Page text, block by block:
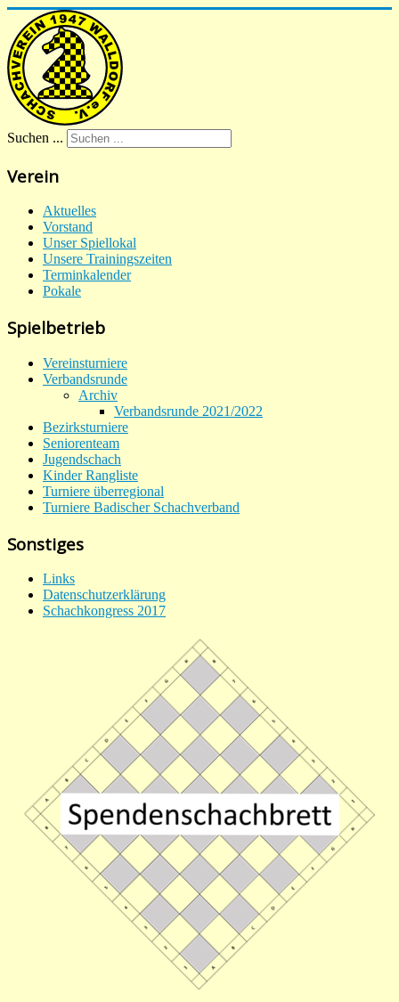
Suchen ...
Verein
Aktuelles
Vorstand
Unser Spiellokal
Unsere Trainingszeiten
Terminkalender
Pokale
Spielbetrieb
Vereinsturniere
Verbandsrunde
Archiv
Verbandsrunde 2021/2022
Bezirksturniere
Seniorenteam
Jugendschach
Kinder Rangliste
Turniere überregional
Turniere Badischer Schachverband
Sonstiges
Links
Datenschutzerklärung
Schachkongress 2017